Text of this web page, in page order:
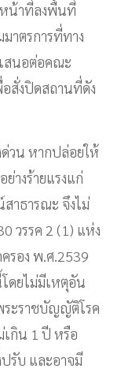
หน้าที่ลงพื้นที่
าตรการที่ทาง
สนอต่อคณะ
สั่งปิดสถานที่ดัง
วน หากปล่อยให้
างร้ายแรงแก่
าธารณะ จึงไม่
วรรค 2 (1) แห่ง
รอง พ.ศ.2539
ดยไม่มีเหตุอัน
ะราชบัญญัติโรค
เกิน 1 ปี หรือ
รับ และอาจมี